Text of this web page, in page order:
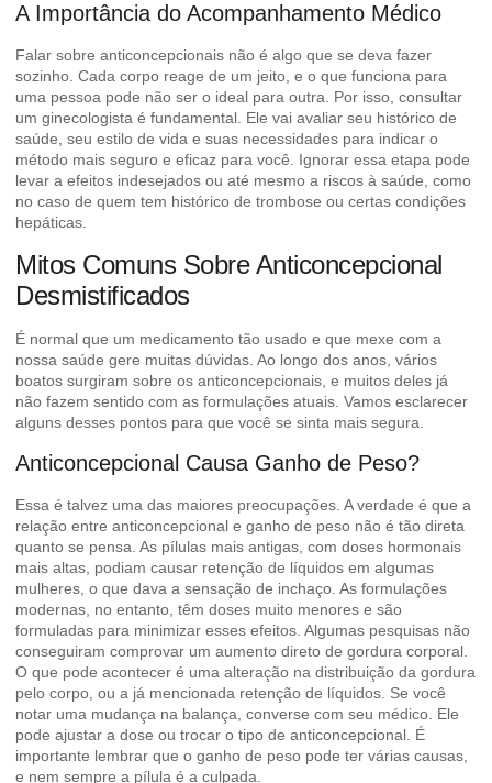
A Importância do Acompanhamento Médico
Falar sobre anticoncepcionais não é algo que se deva fazer
sozinho. Cada corpo reage de um jeito, e o que funciona para
uma pessoa pode não ser o ideal para outra. Por isso, consultar
um ginecologista é fundamental. Ele vai avaliar seu histórico de
saúde, seu estilo de vida e suas necessidades para indicar o
método mais seguro e eficaz para você. Ignorar essa etapa pode
levar a efeitos indesejados ou até mesmo a riscos à saúde, como
no caso de quem tem histórico de trombose ou certas condições
hepáticas.
Mitos Comuns Sobre Anticoncepcional
Desmistificados
É normal que um medicamento tão usado e que mexe com a
nossa saúde gere muitas dúvidas. Ao longo dos anos, vários
boatos surgiram sobre os anticoncepcionais, e muitos deles já
não fazem sentido com as formulações atuais. Vamos esclarecer
alguns desses pontos para que você se sinta mais segura.
Anticoncepcional Causa Ganho de Peso?
Essa é talvez uma das maiores preocupações. A verdade é que a
relação entre anticoncepcional e ganho de peso não é tão direta
quanto se pensa. As pílulas mais antigas, com doses hormonais
mais altas, podiam causar retenção de líquidos em algumas
mulheres, o que dava a sensação de inchaço. As formulações
modernas, no entanto, têm doses muito menores e são
formuladas para minimizar esses efeitos. Algumas pesquisas não
conseguiram comprovar um aumento direto de gordura corporal.
O que pode acontecer é uma alteração na distribuição da gordura
pelo corpo, ou a já mencionada retenção de líquidos. Se você
notar uma mudança na balança, converse com seu médico. Ele
pode ajustar a dose ou trocar o tipo de anticoncepcional. É
importante lembrar que o ganho de peso pode ter várias causas,
e nem sempre a pílula é a culpada.